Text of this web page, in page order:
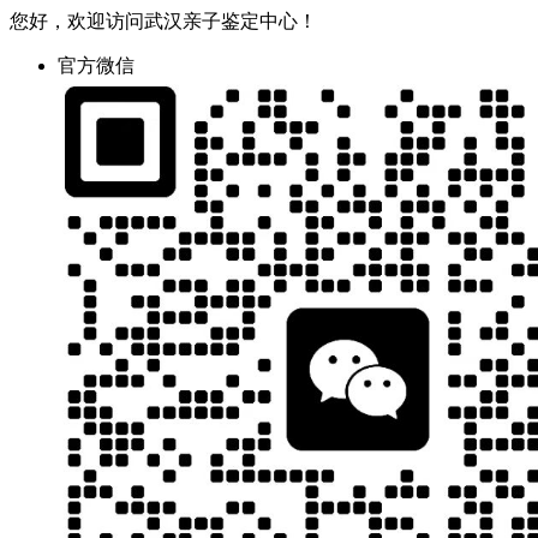
您好，欢迎访问武汉亲子鉴定中心！
官方微信